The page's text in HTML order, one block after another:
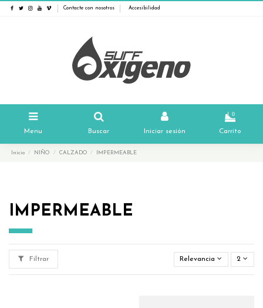
Contacte con nosotros Accesibilidad
Menu Buscar Iniciar sesión
0
Carrito
Inicio NIÑO CALZADO IMPERMEABLE
IMPERMEABLE
Filtrar Relevancia 2